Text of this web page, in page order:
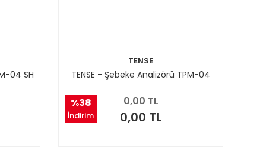
04 SH
%38
İndirim
TENSE
TENSE - Şebeke Analizörü TPM-04
0,00 TL
0,00 TL